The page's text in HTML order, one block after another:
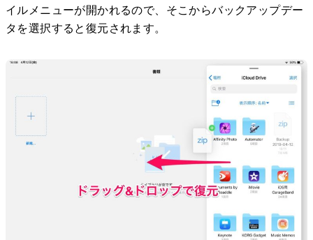
イルメニューが開かれるので、そこからバックアップデー
タを選択すると復元されます。